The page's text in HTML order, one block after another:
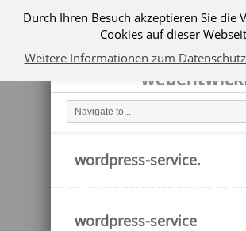
wordpress-service.
wordpress-service
Durch Ihren Besuch akzeptieren Sie die
Cookies auf dieser
Weitere Informationen zum